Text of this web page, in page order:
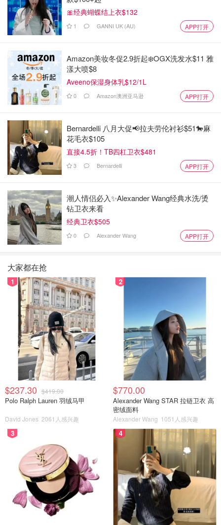
🎀经典蝴蝶结上衣$132
1 GANNI UK (AU) APP打开
Amazon美妆冬促2.9折起❄️OGX洗发水$11 雅
漾大喷$8
Aveeno保湿身体乳$12/1L
0 Amazon澳洲亚马逊 APP打开
Bernardelli 八月大促📢拉夫劳伦衬衫$51🐎麻
花毛衣$105
直接4.5折！TB四杠卫衣$481
3 Bernardelli APP打开
潮人情侣必入✨Alexander Wang经典水洗/烫
钻卫衣来看
经典卫衣$505
0 Alexander Wang APP打开
大家都在抢
1
$237.30 $419.00
Polo Ralph Lauren 羽绒马甲
David Jones 2061人感兴趣
2
$770.00
Alexander Wang STAR 拉链卫衣 高
密绒面料
Alexander Wang 1051人感兴趣
3 4